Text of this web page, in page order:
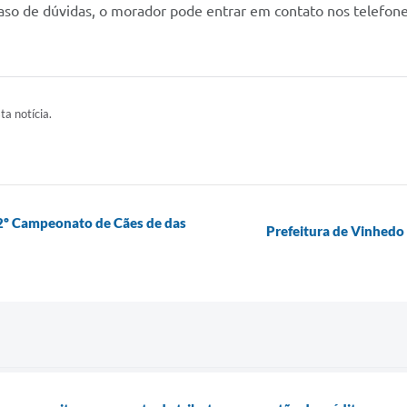
de dúvidas, o morador pode entrar em contato nos
notícia.
Campeonato de Cães de das Prefeitura de Vinhedo